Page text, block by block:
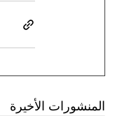
المنشورات الأخيرة